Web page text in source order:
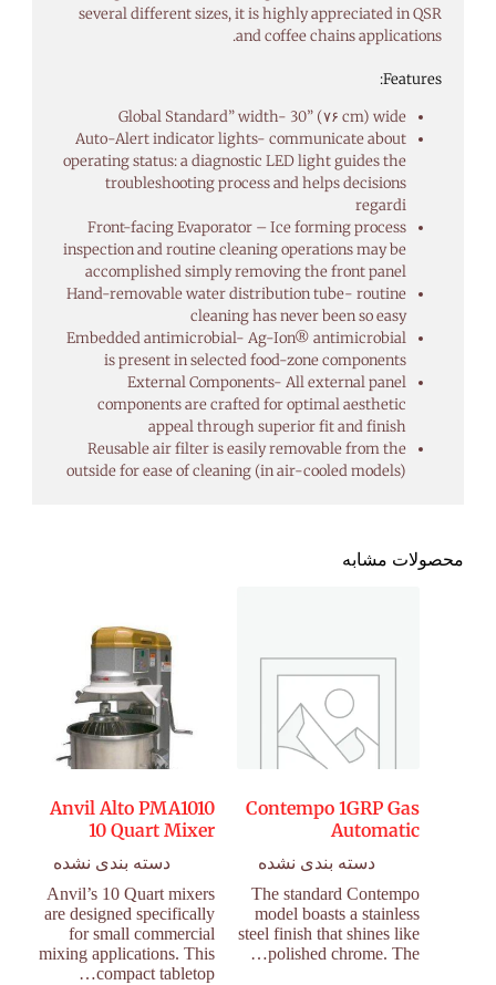
several different sizes, it is highly appreciated in QSR
and coffee chains applications.
Features:
Global Standard” width- 30” (۷۶ cm) wide
Auto-Alert indicator lights- communicate about
operating status: a diagnostic LED light guides the
troubleshooting process and helps decisions
regardi
Front-facing Evaporator – Ice forming process
inspection and routine cleaning operations may be
accomplished simply removing the front panel
Hand-removable water distribution tube- routine
cleaning has never been so easy
Embedded antimicrobial- Ag-Ion® antimicrobial
is present in selected food-zone components
External Components- All external panel
components are crafted for optimal aesthetic
appeal through superior fit and finish
Reusable air filter is easily removable from the
outside for ease of cleaning (in air-cooled models)
محصولات مشابه
Contempo 1GRP Gas
Automatic
دسته بندی نشده
The standard Contempo
model boasts a stainless
steel finish that shines like
polished chrome. The…
Anvil Alto PMA1010
10 Quart Mixer
دسته بندی نشده
Anvil’s 10 Quart mixers
are designed specifically
for small commercial
mixing applications. This
compact tabletop…